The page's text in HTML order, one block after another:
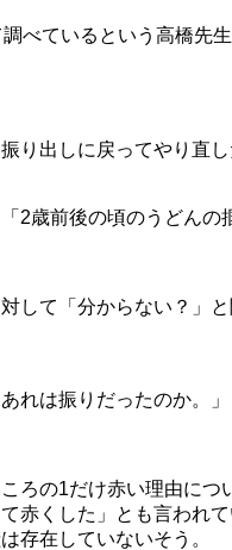
べているという高橋先
り出しに戻ってやり直し
2歳前後の頃のうどんの
して「分からない？」
れは振りだったのか。」
ころの1だけ赤い理由につ
赤くした」とも言われ
存在していないそう。